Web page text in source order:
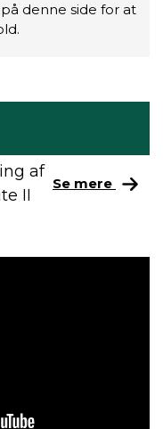
denne side for at
af
II
Se mere